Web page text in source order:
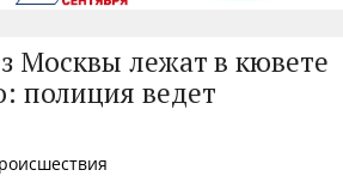
Москвы лежат в кювете
полиция ведет